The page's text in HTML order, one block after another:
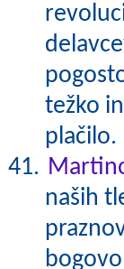
težko
naših